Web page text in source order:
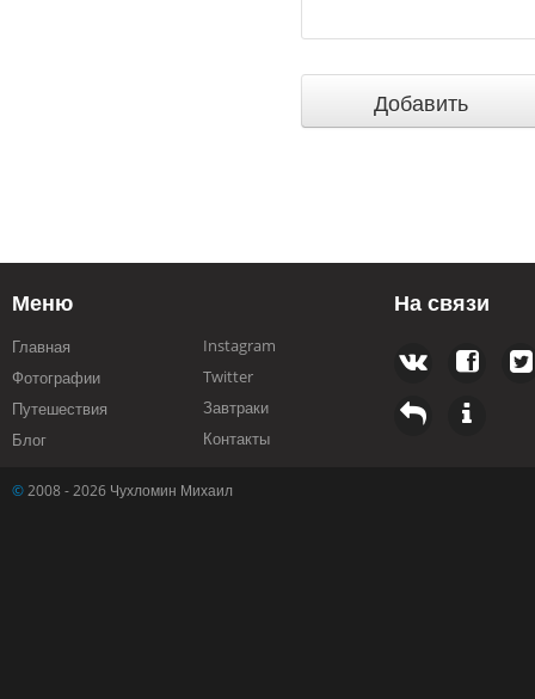
Меню
Главная
Фотографии
Путешествия
Блог
Instagram
Twitter
Завтраки
Контакты
На связи
© 2008 - 2026 Чухломин Михаил